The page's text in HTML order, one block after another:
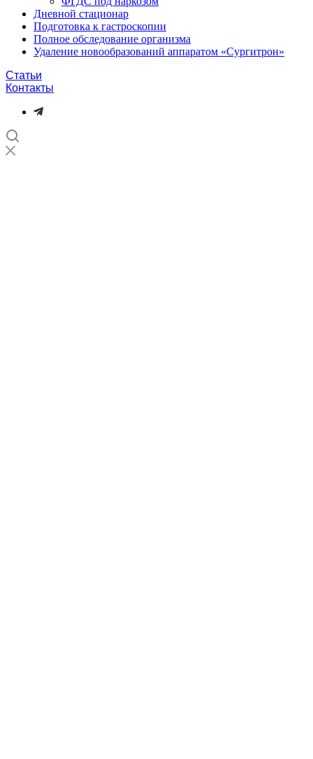
Дневной стационар
Подготовка к гастроскопии
Полное обследование организма
Удаление новообразований аппаратом «Сургитрон»‎
Статьи
Контакты